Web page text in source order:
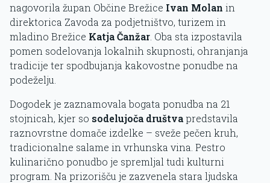
nagovorila župan Občine Brežice Ivan Molan in
direktorica Zavoda za podjetništvo, turizem in
mladino Brežice Katja Čanžar . Oba sta izpostavila
pomen sodelovanja lokalnih skupnosti, ohranjanja
tradicije ter spodbujanja kakovostne ponudbe na
podeželju.
Dogodek je zaznamovala bogata ponudba na 21
stojnicah, kjer so sodelujoča društvapredstavila
raznovrstne domače izdelke – sveže pečen kruh,
tradicionalne salame in vrhunska vina. Pestro
kulinarično ponudbo je spremljal tudi kulturni
program. Na prizorišču je zazvenela stara ljudska